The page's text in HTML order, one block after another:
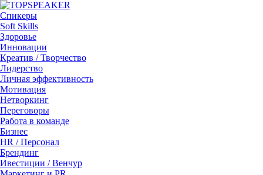
Спикеры
Soft Skills
Здоровье
Инновации
Креатив / Творчество
Лидерство
Личная эффективность
Мотивация
Нетворкинг
Переговоры
Работа в команде
Бизнес
HR / Персонал
Брендинг
Ивестиции / Венчур